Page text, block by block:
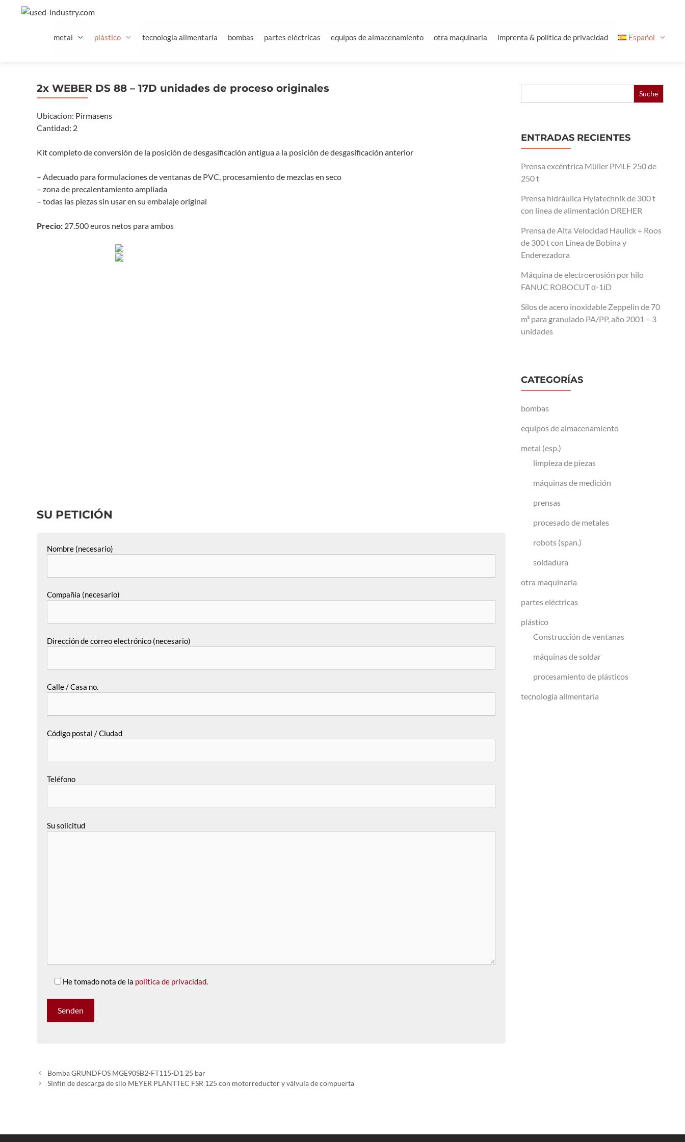
metal plástico tecnología alimentaria bombas partes eléctricas equipos de almacenamiento otra maquinaria imprenta & política de privacidad Español
2x WEBER DS 88 – 17D unidades de proceso originales
Ubicacion: Pirmasens
Cantidad: 2
Kit completo de conversión de la posición de desgasificación antigua a la posición de desgasificación anterior
– Adecuado para formulaciones de ventanas de PVC, procesamiento de mezclas en seco
– zona de precalentamiento ampliada
– todas las piezas sin usar en su embalaje original
Precio: 27.500 euros netos para ambos
SU PETICIÓN
Nombre (necesario)
Compañía (necesario)
Dirección de correo electrónico (necesario)
Calle / Casa no.
Código postal / Ciudad
Teléfono
Su solicitud
He tomado nota de la política de privacidad.
Bomba GRUNDFOS MGE90SB2-FT115-D1 25 bar
Sinfín de descarga de silo MEYER PLANTTEC FSR 125 con motorreductor y válvula de compuerta
Buscar:
ENTRADAS RECIENTES
Prensa excéntrica Müller PMLE 250 de
250 t
Prensa hidráulica Hylatechnik de 300 t
con línea de alimentación DREHER
Prensa de Alta Velocidad Haulick + Roos
de 300 t con Línea de Bobina y
Enderezadora
Máquina de electroerosión por hilo
FANUC ROBOCUT α-1iD
Silos de acero inoxidable Zeppelin de 70
m³ para granulado PA/PP, año 2001 – 3
unidades
CATEGORÍAS
bombas
equipos de almacenamiento
metal (esp.)
limpieza de piezas
máquinas de medición
prensas
procesado de metales
robots (span.)
soldadura
otra maquinaria
partes eléctricas
plástico
Construcción de ventanas
máquinas de soldar
procesamiento de plásticos
tecnología alimentaria